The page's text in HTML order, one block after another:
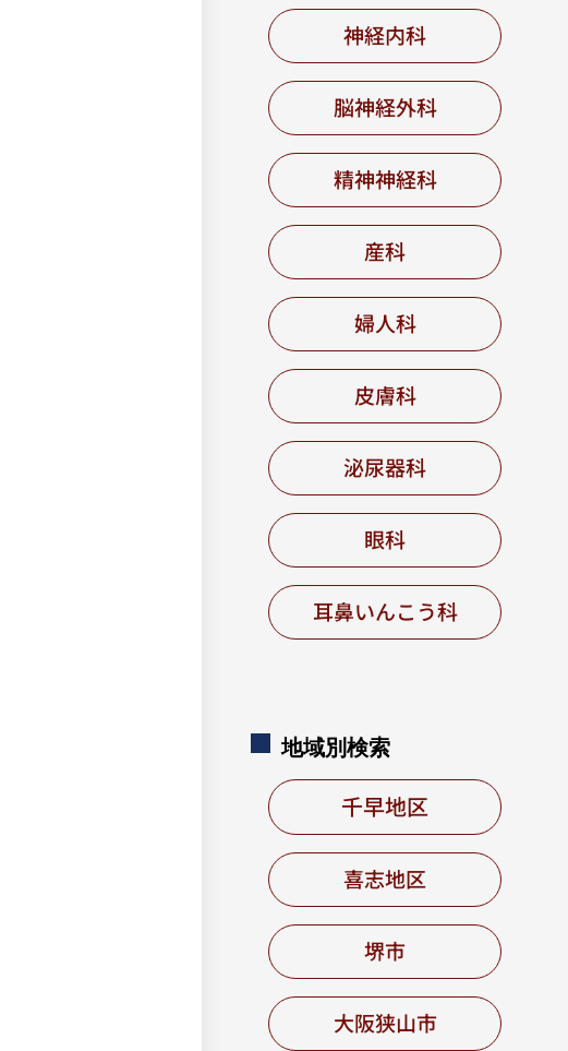
神経内科
脳神経外科
精神神経科
産科
婦人科
皮膚科
泌尿器科
眼科
耳鼻いんこう科
地域別検索
千早地区
喜志地区
堺市
大阪狭山市